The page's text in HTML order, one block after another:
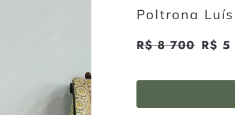
Poltrona
Preço
normal
R$ 8 700R$
700
Preço
R$